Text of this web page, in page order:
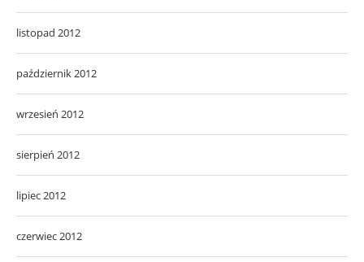
listopad 2012
październik 2012
wrzesień 2012
sierpień 2012
lipiec 2012
czerwiec 2012